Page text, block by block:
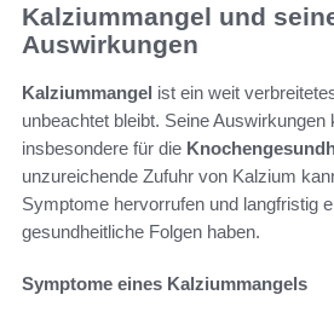
Kalziummangel und
Auswirkungen
Kalziummangel ist ein weit
unbeachtet bleibt. Seine Auswirkungen
insbesondere für die
unzureichende Zufuhr von Kalzium
Symptome hervorrufen und langfristig
gesundheitliche Folgen haben.
Symptome eines Kalziummangels